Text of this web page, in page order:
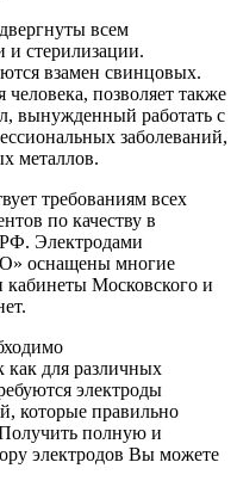
всем
и стерилизации.
взамен свинцовых.
человека, позволяет также
вынужденный работать с
заболеваний,
металлов.
требованиям всех
по качеству в
РФ. Электродами
оснащены многие
кабинеты Московского и
как для различных
электроды
которые правильно
полную и
электродов Вы можете